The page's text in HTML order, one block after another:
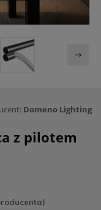
Domeno Lighting
z pilotem